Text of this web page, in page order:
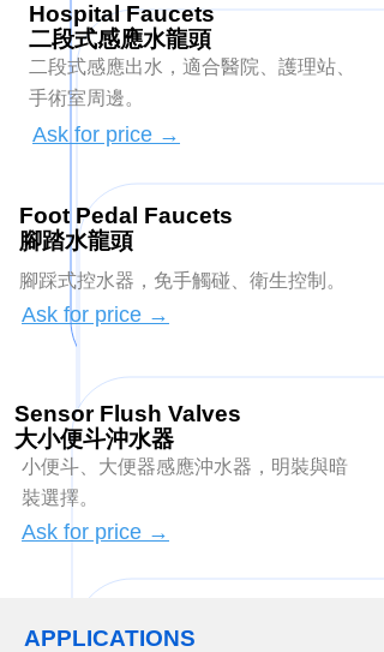
Ask for price →
二段式感應出水，適合醫院、護理站、
手術室周邊。
Hospital Faucets​​​
​二段式感應水龍頭
Ask for price →
Foot Pedal Faucets
​腳踏水龍頭
腳踩式控水器，免手觸碰、衛生控制。
Ask for price →
Sensor Flush Valves
​大小便斗沖水器
小便斗、大便器感應沖水器，明裝與暗
裝選擇。
APPLICATIONS